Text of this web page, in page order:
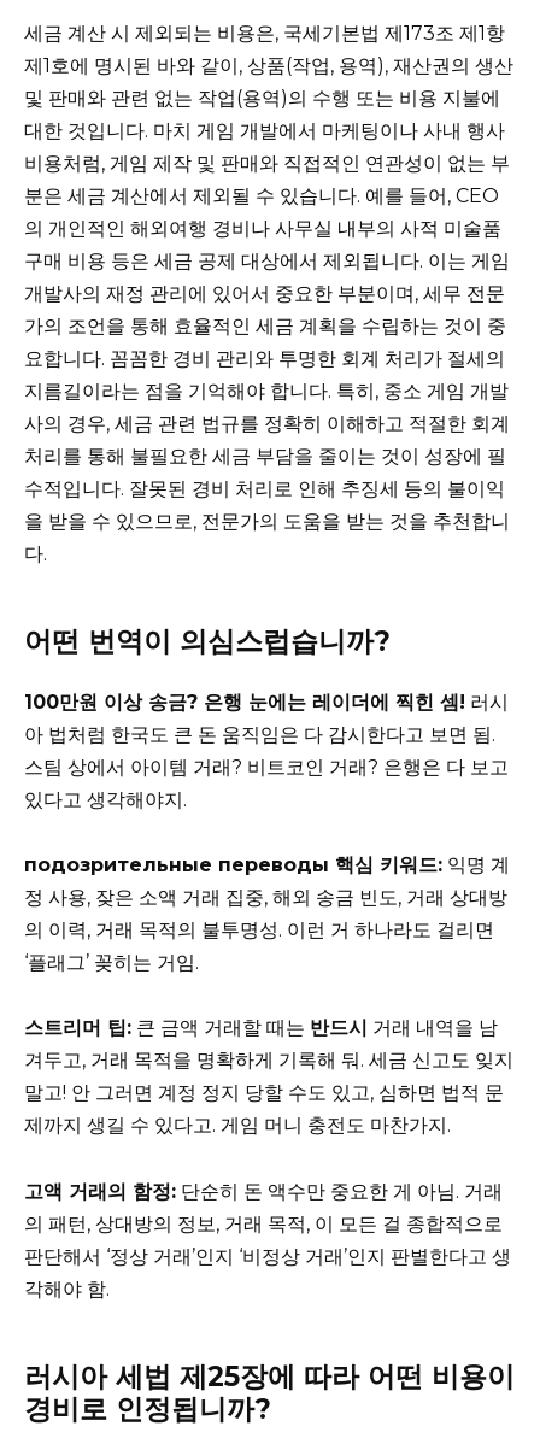
세금 계산 시 제외되는 비용은, 국세기본법 제173조 제1항
제1호에 명시된 바와 같이, 상품(작업, 용역), 재산권의 생산
및 판매와 관련 없는 작업(용역)의 수행 또는 비용 지불에
대한 것입니다. 마치 게임 개발에서 마케팅이나 사내 행사
비용처럼, 게임 제작 및 판매와 직접적인 연관성이 없는 부
분은 세금 계산에서 제외될 수 있습니다. 예를 들어, CEO
의 개인적인 해외여행 경비나 사무실 내부의 사적 미술품
구매 비용 등은 세금 공제 대상에서 제외됩니다. 이는 게임
개발사의 재정 관리에 있어서 중요한 부분이며, 세무 전문
가의 조언을 통해 효율적인 세금 계획을 수립하는 것이 중
요합니다. 꼼꼼한 경비 관리와 투명한 회계 처리가 절세의
지름길이라는 점을 기억해야 합니다. 특히, 중소 게임 개발
사의 경우, 세금 관련 법규를 정확히 이해하고 적절한 회계
처리를 통해 불필요한 세금 부담을 줄이는 것이 성장에 필
수적입니다. 잘못된 경비 처리로 인해 추징세 등의 불이익
을 받을 수 있으므로, 전문가의 도움을 받는 것을 추천합니
다.
어떤 번역이 의심스럽습니까?
100만원 이상 송금? 은행 눈에는 레이더에 찍힌 셈! 러시
아 법처럼 한국도 큰 돈 움직임은 다 감시한다고 보면 됨.
스팀 상에서 아이템 거래? 비트코인 거래? 은행은 다 보고
있다고 생각해야지.
подозрительные переводы 핵심 키워드: 익명 계
정 사용, 잦은 소액 거래 집중, 해외 송금 빈도, 거래 상대방
의 이력, 거래 목적의 불투명성. 이런 거 하나라도 걸리면
‘플래그’ 꽂히는 거임.
스트리머 팁: 큰 금액 거래할 때는 반드시 거래 내역을 남
겨두고, 거래 목적을 명확하게 기록해 둬. 세금 신고도 잊지
말고! 안 그러면 계정 정지 당할 수도 있고, 심하면 법적 문
제까지 생길 수 있다고. 게임 머니 충전도 마찬가지.
고액 거래의 함정: 단순히 돈 액수만 중요한 게 아님. 거래
의 패턴, 상대방의 정보, 거래 목적, 이 모든 걸 종합적으로
판단해서 ‘정상 거래’인지 ‘비정상 거래’인지 판별한다고 생
각해야 함.
러시아 세법 제25장에 따라 어떤 비용이
경비로 인정됩니까?